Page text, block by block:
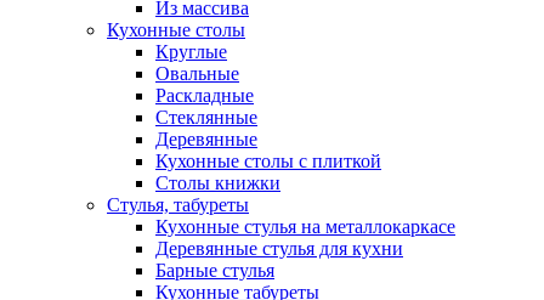
Из массива
Кухонные столы
Круглые
Овальные
Раскладные
Стеклянные
Деревянные
Кухонные столы с плиткой
Столы книжки
Стулья, табуреты
Кухонные стулья на металлокаркасе
Деревянные стулья для кухни
Барные стулья
Кухонные табуреты